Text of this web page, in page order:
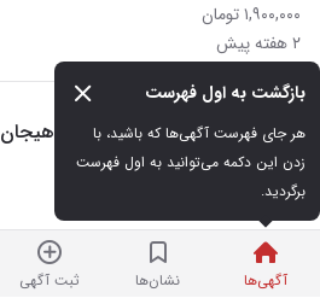
آگهی‌ها
بازگشت به اول فهرست
برگردید.
نشان‌ها ثبت آگهی
۱,۹۰۰,۰۰۰ تومان
۲ هفته پیش
کرم جوانه گندم اصل نمایندگی لاهیجان
نو
۶۰۰,۰۰۰ تومان